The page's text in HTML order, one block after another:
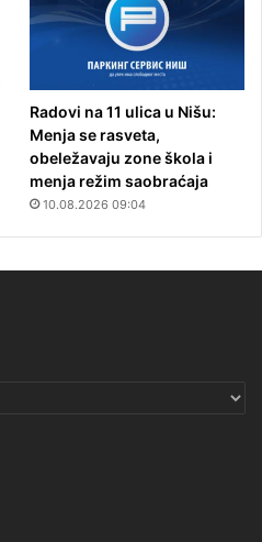
Radovi na 11 ulica u Nišu:
Menja se rasveta,
obeležavaju zone škola i
menja režim saobraćaja
10.08.2026 09:04